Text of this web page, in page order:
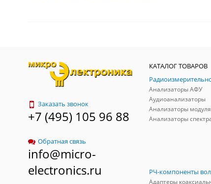
Заказать звонок
+7 (495) 105 96 88
Обратная связь
info@micro-
electronics.ru
КАТАЛОГ ТОВАРОВ
Анализаторы АФУ
Аудиоанализаторы
Анализаторы
Анализаторы